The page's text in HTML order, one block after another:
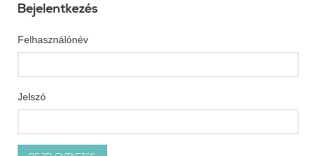
Bejelentkezés
Felhasználónév
Jelszó